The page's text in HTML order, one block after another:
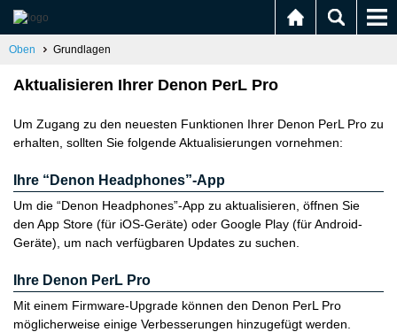
Oben Grundlagen
Aktualisieren Ihrer Denon PerL Pro
Um Zugang zu den neuesten Funktionen Ihrer Denon PerL Pro zu
erhalten, sollten Sie folgende Aktualisierungen vornehmen:
Ihre “Denon Headphones”-App
Um die “Denon Headphones”-App zu aktualisieren, öffnen Sie
den App Store (für iOS-Geräte) oder Google Play (für Android-
Geräte), um nach verfügbaren Updates zu suchen.
Ihre Denon PerL Pro
Mit einem Firmware-Upgrade können den Denon PerL Pro
möglicherweise einige Verbesserungen hinzugefügt werden.